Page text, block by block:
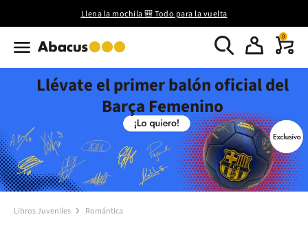
Llena la mochila 🎒 Todo para la vuelta
0
Llévate el primer balón oficial del
Barça Femenino
Libros Juveniles Romántica